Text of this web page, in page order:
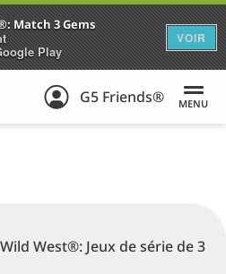
Match 3 Gems
Play
VOIR
G5 Friends® MENU
West®: Jeux de série de 3